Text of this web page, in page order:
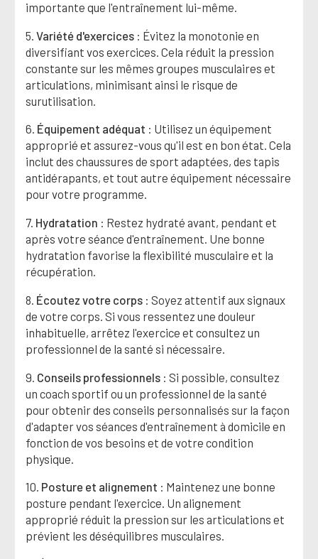
importante que l'entraînement lui-même.
5. Variété d'exercices: Évitez la monotonie en
diversifiant vos exercices. Cela réduit la pression
constante sur les mêmes groupes musculaires et
articulations, minimisant ainsi le risque de
surutilisation.
6. Équipement adéquat : Utilisez un équipement
approprié et assurez-vous qu'il est en bon état. Cela
inclut des chaussures de sport adaptées, des tapis
antidérapants, et tout autre équipement nécessaire
pour votre programme.
7. Hydratation : Restez hydraté avant, pendant et
après votre séance d'entraînement. Une bonne
hydratation favorise la flexibilité musculaire et la
récupération.
8. Écoutez votre corps: Soyez attentif aux signaux
de votre corps. Si vous ressentez une douleur
inhabituelle, arrêtez l'exercice et consultez un
professionnel de la santé si nécessaire.
9. Conseils professionnels: Si possible, consultez
un coach sportif ou un professionnel de la santé
pour obtenir des conseils personnalisés sur la façon
d'adapter vos séances d'entraînement à domicile en
fonction de vos besoins et de votre condition
physique.
10. Posture et alignement : Maintenez une bonne
posture pendant l'exercice. Un alignement
approprié réduit la pression sur les articulations et
prévient les déséquilibres musculaires.